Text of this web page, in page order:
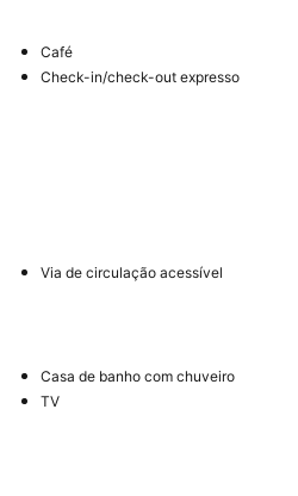
Café
Check-in/check-out expresso
Via de circulação acessível
Casa de banho com chuveiro
TV